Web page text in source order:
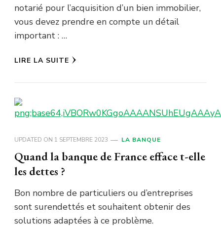
notarié pour l’acquisition d’un bien immobilier,
vous devez prendre en compte un détail
important : …
LIRE LA SUITE
UPDATED ON 1 SEPTEMBRE 2023 LA BANQUE
Quand la banque de France efface t-elle
les dettes ?
Bon nombre de particuliers ou d’entreprises
sont surendettés et souhaitent obtenir des
solutions adaptées à ce problème.